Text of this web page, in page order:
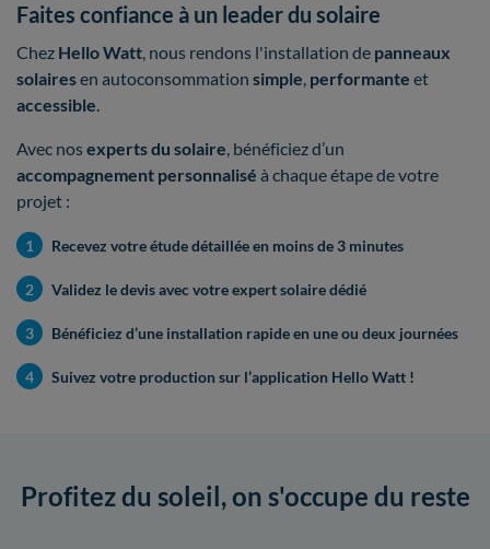
Faites confiance à un leader du solaire
Chez Hello Watt, nous rendons l'installation de panneaux
solairesen autoconsommation simple, performante et
accessible.
Avec nosexperts du solaire, bénéficiez d’un
accompagnement personnalisé à chaque étape de votre
projet :
1 Recevez votre étude détaillée en moins de 3 minutes
2 Validez le devis avec votre expert solaire dédié
3 Bénéficiez d’une installation rapide en une ou deux journées
4 Suivez votre production sur l’application Hello Watt !
Profitez du soleil, on s'occupe du reste